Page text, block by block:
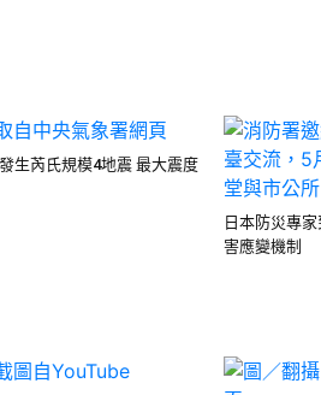
生芮氏規模4地震 最大震度
日本防災專
害應變機制